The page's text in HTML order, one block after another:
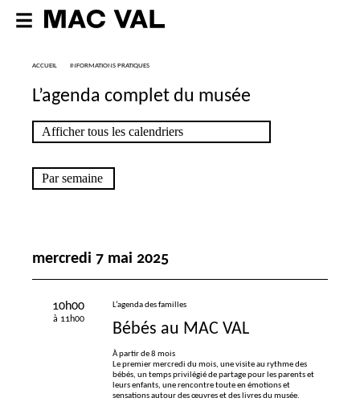
ACCUEIL INFORMATIONS PRATIQUES
L’agenda complet du musée
mercredi 7 mai 2025
10h00
à 11h00
L’agenda des familles
Bébés au MAC VAL
À partir de 8 mois
Le premier mercredi du mois, une visite au rythme des
bébés, un temps privilégié de partage pour les parents et
leurs enfants, une rencontre toute en émotions et
sensations autour des œuvres et des livres du musée.